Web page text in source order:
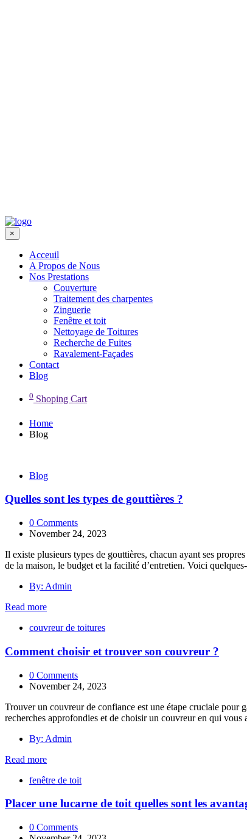
×
Acceuil
A Propos de Nous
Nos Prestations
Couverture
Traitement des charpentes
Zinguerie
Fenêtre et toit
Nettoyage de Toitures
Recherche de Fuites
Ravalement-Façades
Contact
Blog
0 Shoping Cart
Home
Blog
Blog
Quelles sont les types de gouttières ?
0 Comments
November 24, 2023
Il existe plusieurs types de gouttières, chacun ayant ses
de la maison, le budget et la facilité d’entretien. Voici
By: Admin
Read more
couvreur de toitures
Comment choisir et trouver son couvreur ?
0 Comments
November 24, 2023
Trouver un couvreur de confiance est une étape cruciale pour
recherches approfondies et de choisir un couvreur en qui
By: Admin
Read more
fenêtre de toit
Placer une lucarne de toit quelles sont les
0 Comments